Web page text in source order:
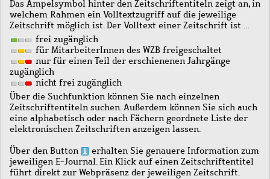
Das Ampelsymbol hinter den Zeitschriftentiteln zeigt an, in
welchem Rahmen ein Volltextzugriff auf die jeweilige
Zeitschrift möglich ist. Der Volltext einer Zeitschrift ist …
frei zugänglich
für MitarbeiterInnen des WZB freigeschaltet
nur für einen Teil der erschienenen Jahrgänge
zugänglich
nicht frei zugänglich
Über die Suchfunktion können Sie nach einzelnen
Zeitschriftentiteln suchen. Außerdem können Sie sich auch
eine alphabetisch oder nach Fächern geordnete Liste der
elektronischen Zeitschriften anzeigen lassen.
Über den Button
erhalten Sie genauere Information zum
jeweiligen E-Journal. Ein Klick auf einen Zeitschriftentitel
führt direkt zur Webpräsenz der jeweiligen Zeitschrift.